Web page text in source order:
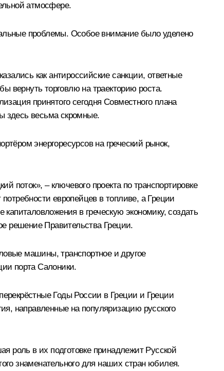
атмосфере.
проблемы. Особое внимание было уделено
как антироссийские санкции, ответные
вернуть торговлю на траекторию роста.
принятого сегодня Совместного плана
здесь весьма скромные.
энергоресурсов на греческий рынок,
поток», – ключевого проекта по транспортировке
европейцев в топливе, а Греции
в греческую экономику, создать
решение Правительства Греции.
машины, транспортное и другое
порта Салоники.
Годы России в Греции и Греции
направленные на популяризацию русского
роль в их подготовке принадлежит Русской
знаменательного для наших стран юбилея.